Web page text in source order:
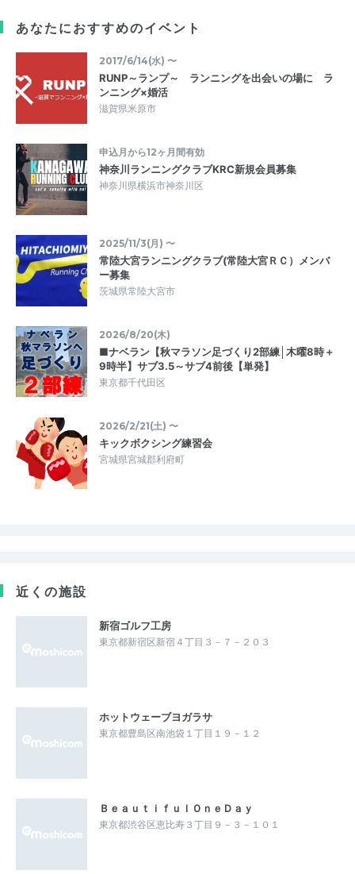
あなたにおすすめのイベント
2017/6/14(水) 〜
RUNP～ランプ～ ランニングを出会いの場に ラ
ンニング×婚活
滋賀県米原市
申込月から12ヶ月間有効
神奈川ランニングクラブKRC新規会員募集
神奈川県横浜市神奈川区
2025/11/3(月) 〜
常陸大宮ランニングクラブ(常陸大宮ＲＣ）メンバ
ー募集
茨城県常陸大宮市
2026/8/20(木)
■ナベラン【秋マラソン足づくり2部練│木曜8時＋
9時半】サブ3.5～サブ4前後【単発】
東京都千代田区
2026/2/21(土) 〜
キックボクシング練習会
宮城県宮城郡利府町
近くの施設
新宿ゴルフ工房
東京都新宿区新宿４丁目３－７－２０３
ホットウェーブヨガラサ
東京都豊島区南池袋１丁目１９－１２
ＢｅａｕｔｉｆｕｌＯｎｅＤａｙ
東京都渋谷区恵比寿３丁目９－３－１０１